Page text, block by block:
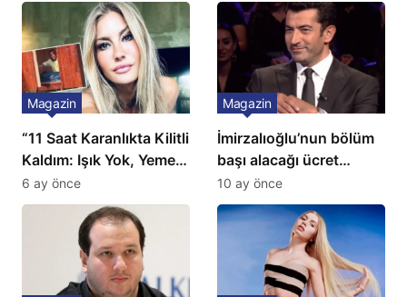
“11 Saat Karanlıkta Kilitli
Kaldım: Işık Yok, Yemek
Yok, Tuvalet Yok!”
Çağla Şikel’den Şok
Magazin
6 ay önce
İmirzalıoğlu’nun bölüm
başı alacağı ücret
Türkiye’de bir ilk:
Gözünü 2 ilçeye dikti!
Magazin
10 ay önce